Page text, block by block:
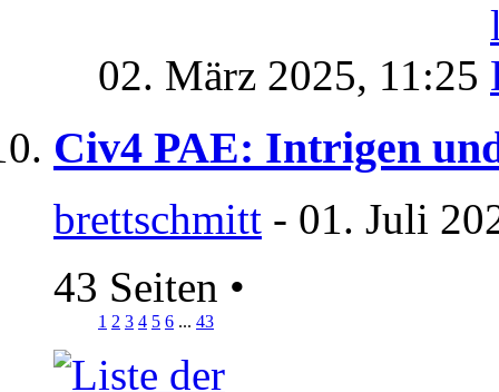
02. März 2025, 11:25
Civ4 PAE: Intrigen
brettschmitt - 01. Juli
43 Seiten •
1 2 3 4 5 6 ... 43